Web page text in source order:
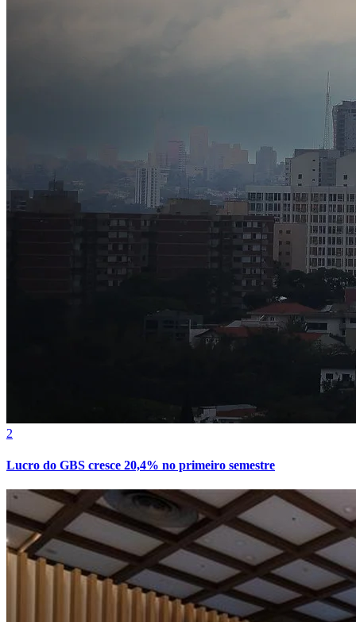
2
Lucro do GBS cresce 20,4% no primeiro semestre